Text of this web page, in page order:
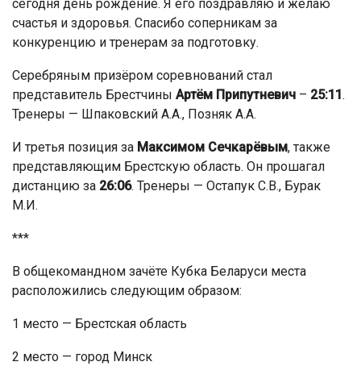
сегодня день рождение. Я его поздравляю и желаю
счастья и здоровья. Спасибо соперникам за
конкуренцию и тренерам за подготовку.
Серебряным призёром соревнований стал
представитель Брестчины Артём Припутневич – 25:11 .
Тренеры — Шпаковский А.А., Позняк А.А.
И третья позиция за Максимом Сечкарёвым, также
представляющим Брестскую область. Он прошагал
дистанцию за 26:06. Тренеры — Остапук С.В., Бурак
М.И.
***
В общекомандном зачёте Кубка Беларуси места
расположились следующим образом:
1 место — Брестская область
2 место — город Минск